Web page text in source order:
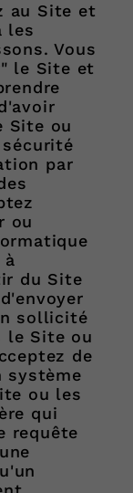
au Site et
les
Vous
le Site et
Site ou
par
ou
à
du Site
sollicité
le Site ou
de
système
ou les
qui
requête